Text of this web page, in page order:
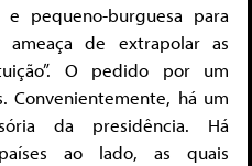
pequeno-burguesa para
de extrapolar as
O pedido por um
Convenientemente, há um
da presidência. Há
ao lado, as quais